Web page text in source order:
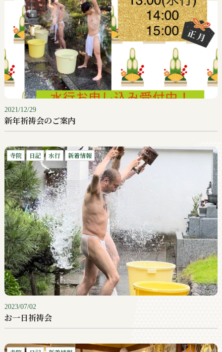
2021/12/29
新年祈祷会のご案内
寺院 日記 水行 新着情報
2023/07/02
お一日祈祷会